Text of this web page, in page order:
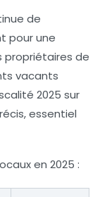
de
pour une
propriétaires de
vacants
2025 sur
essentiel
en 2025 :